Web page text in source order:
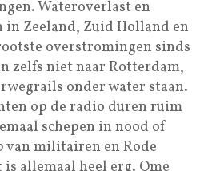
Wateroverlast en
Zeeland, Zuid Holland en
overstromingen sinds
zelfs niet naar Rotterdam,
onder water staan.
op de radio duren ruim
schepen in nood of
van militairen en Rode